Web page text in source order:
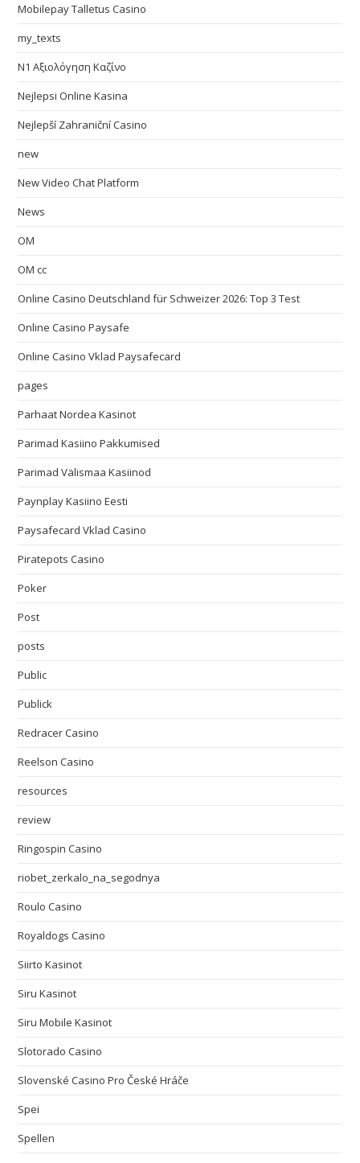
Mobilepay Talletus Casino
my_texts
N1 Αξιολόγηση Καζίνο
Nejlepsi Online Kasina
Nejlepší Zahraniční Casino
new
New Video Chat Platform
News
OM
OM cc
Online Casino Deutschland für Schweizer 2026: Top 3 Test
Online Casino Paysafe
Online Casino Vklad Paysafecard
pages
Parhaat Nordea Kasinot
Parimad Kasiino Pakkumised
Parimad Välismaa Kasiinod
Paynplay Kasiino Eesti
Paysafecard Vklad Casino
Piratepots Casino
Poker
Post
posts
Public
Publick
Redracer Casino
Reelson Casino
resources
review
Ringospin Casino
riobet_zerkalo_na_segodnya
Roulo Casino
Royaldogs Casino
Siirto Kasinot
Siru Kasinot
Siru Mobile Kasinot
Slotorado Casino
Slovenské Casino Pro České Hráče
Spei
Spellen